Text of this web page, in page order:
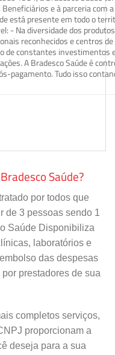
e à parceria com
está presente em todo o
- Na diversidade dos
reconhecidos e centros
de constantes investimentos
A Bradesco Saúde é
pagamento. Tudo isso
Saúde?
por todos que
de 3 pessoas sendo 1
Saúde Disponibiliza
laboratórios e
das despesas
prestadores de sua
completos serviços,
proporcionam a
deseja para a sua